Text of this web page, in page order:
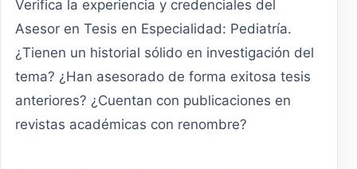
Verifica la experiencia y credenciales del
Asesor en Tesis en Especialidad: Pediatría.
¿Tienen un historial sólido en investigación del
tema? ¿Han asesorado de forma exitosa tesis
anteriores? ¿Cuentan con publicaciones en
revistas académicas con renombre?